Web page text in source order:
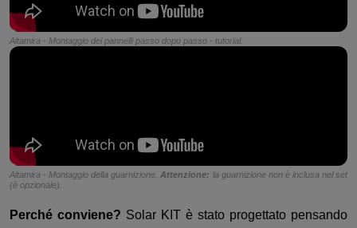
Altamira - Montaggio dei pannelli passo dopo passo - tutorial.
Altamira - Montaggio della guarnizione. Attenzione: la guarnizione non è inclusa nel set
(è opzionale).
Perché conviene? Solar KIT è stato progettato pensando